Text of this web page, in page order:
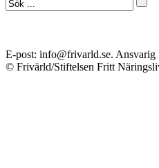
E-post: info@frivarld.se. Ansvarig
© Frivärld/Stiftelsen Fritt